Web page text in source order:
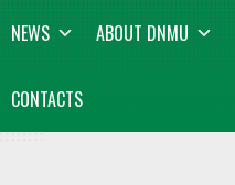
toNEWS ABOUT DNMU
CONTACTS